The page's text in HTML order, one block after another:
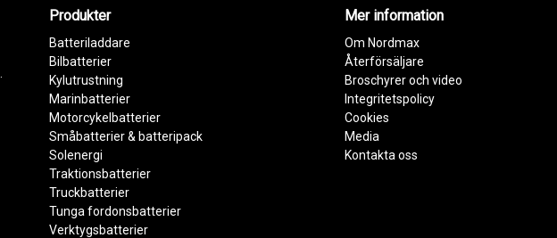
Produkter
Batteriladdare
Bilbatterier
Kylutrustning
Marinbatterier
Motorcykelbatterier
Småbatterier & batteripack
Solenergi
Traktionsbatterier
Truckbatterier
Tunga fordonsbatterier
Verktygsbatterier
Mer information
Om Nordmax
Återförsäljare
Broschyrer och video
Integritetspolicy
Cookies
Media
Kontakta oss